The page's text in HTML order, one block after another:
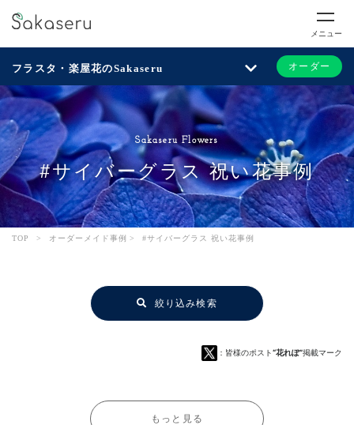
メニュー
フラスタ・楽屋花のSakaseru オーダー
Sakaseru Flowers
#サイバーグラス 祝い花事例
TOP > オーダーメイド事例 > #サイバーグラス 祝い花事例
絞り込み検索
：皆様のポスト“花れぽ”掲載マーク
もっと見る